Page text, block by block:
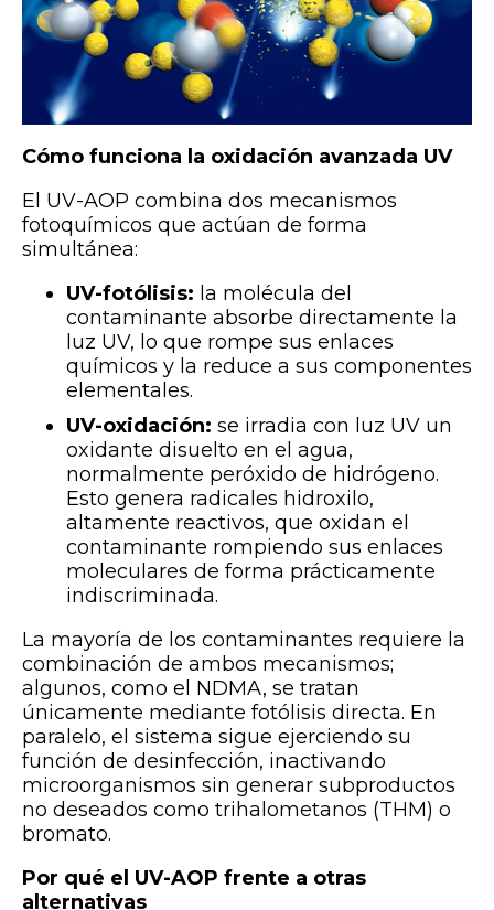
Cómo funciona la oxidación avanzada UV
El UV-AOP combina dos mecanismos
fotoquímicos que actúan de forma
simultánea:
UV-fotólisis: la molécula del
contaminante absorbe directamente la
luz UV, lo que rompe sus enlaces
químicos y la reduce a sus componentes
elementales.
UV-oxidación: se irradia con luz UV un
oxidante disuelto en el agua,
normalmente peróxido de hidrógeno.
Esto genera radicales hidroxilo,
altamente reactivos, que oxidan el
contaminante rompiendo sus enlaces
moleculares de forma prácticamente
indiscriminada.
La mayoría de los contaminantes requiere la
combinación de ambos mecanismos;
algunos, como el NDMA, se tratan
únicamente mediante fotólisis directa. En
paralelo, el sistema sigue ejerciendo su
función de desinfección, inactivando
microorganismos sin generar subproductos
no deseados como trihalometanos (THM) o
bromato.
Por qué el UV-AOP frente a otras
alternativas